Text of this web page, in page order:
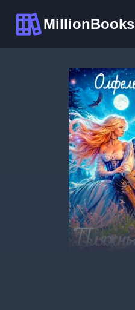
содержимому
MillionBooks